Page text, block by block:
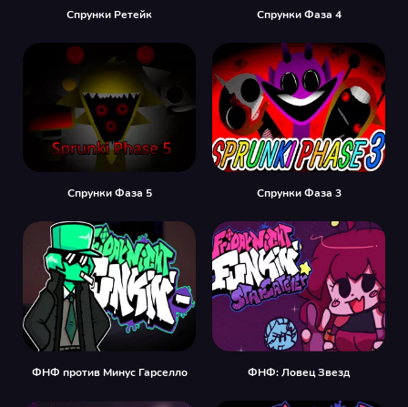
Спрунки Ретейк Спрунки Фаза 4
Спрунки Фаза 5 Спрунки Фаза 3
ФНФ против Минус Гарселло ФНФ: Ловец Звезд